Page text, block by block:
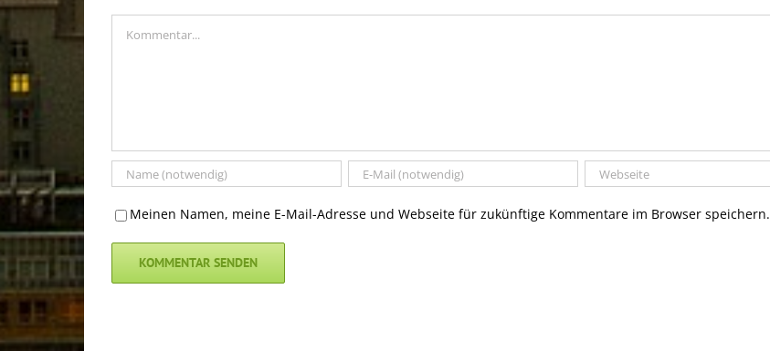
Meinen Namen, meine E-Mail-Adresse und Webseite für zukünftige Kommentare im Browser speichern.